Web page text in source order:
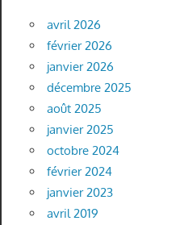
avril 2026
février 2026
janvier 2026
décembre 2025
août 2025
janvier 2025
octobre 2024
février 2024
janvier 2023
avril 2019